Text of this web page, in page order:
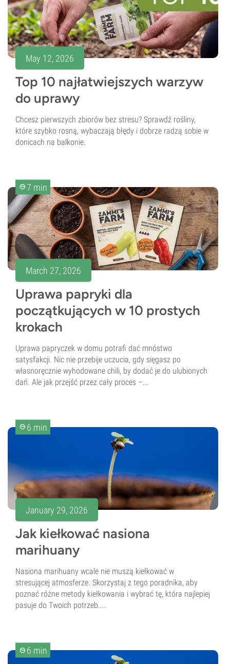
May 12, 2026
Top 10 najłatwiejszych warzyw
do uprawy
Chcesz pierwszych zbiorów bez stresu? Sprawdź rośliny,
które szybko rosną, wybaczają błędy i dobrze radzą sobie w
donicach na balkonie.
7 min
March 27, 2026
Uprawa papryki dla
początkujących w 10 prostych
krokach
Uprawa papryczek w domu potrafi dać mnóstwo
satysfakcji. Nic nie przebije uczucia, gdy sięgasz po
własnoręcznie wyhodowane chili, by dodać je do ulubionych
dań. Ale jak przejść przez cały proces –...
6 min
January 29, 2026
Jak kiełkować nasiona
marihuany
Nasiona marihuany wcale nie muszą kiełkować w
stresującej atmosferze. Skorzystaj z tego poradnika, aby
poznać różne metody kiełkowania i wybrać tę, która najlepiej
pasuje do Twoich potrzeb....
6 min